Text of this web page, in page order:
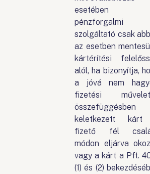
esetében
pénzforgalmi
szolgáltató csak
az esetben
kártérítési
alól, ha bizonyítja,
a jóvá nem
fizetési
összefüggésben
keletkezett
fizető fél
módon eljárva
vagy a kárt a Pft.
(1) és (2)